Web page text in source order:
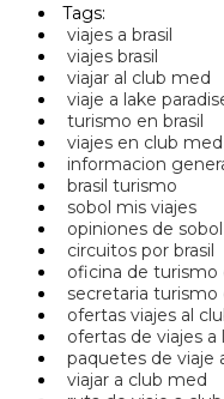
Tags:
viajes a brasil
viajes brasil
viajar al club med
viaje a lake
turismo en brasil
viajes en club med
informacion
brasil turismo
sobol mis viajes
opiniones de
circuitos por brasil
oficina de turismo
secretaria
ofertas viajes al
ofertas de viajes
paquetes de viaje
viajar a club med